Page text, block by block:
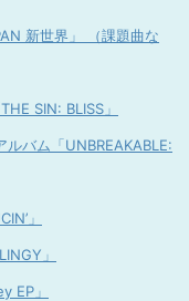
新世界」 （課題曲な
SIN: BLISS」
バム「UNBREAKABLE:
」
」
EP」